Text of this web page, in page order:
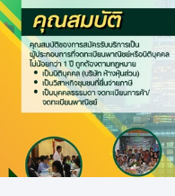
โทรศัพท์มือถือ
เอไอ
การศึกษา
ศิลปะ, วัฒนธรรม
การเมือง